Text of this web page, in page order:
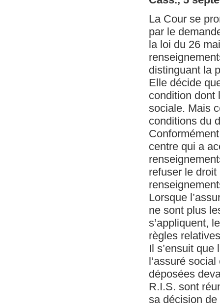
La Cour se
par le
la loi du 26
distinguant la
Elle décide
condition dont
sociale. Mais
conditions du
centre qui a
refuser le
Lorsque
ne sont plus
s’appliquent,
règles
Il s’ensuit
l’assuré
déposées
R.I.S. sont
sa décision